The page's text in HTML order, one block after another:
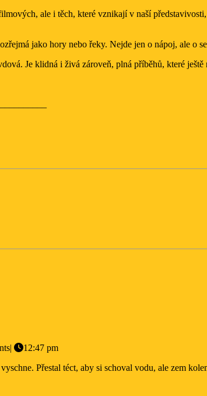
ale i těch, které vznikají v naší
jako hory nebo řeky. Nejde jen o nápoj, ale
Je klidná i živá zároveň, plná příběhů, které
|
12:47 pm
Přestal téct, aby si schoval vodu, ale zem